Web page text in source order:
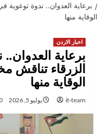
برعاية العدوان.. ندوة
الوقاية منها
اخبار الاردن
برعاية
الزرقاء تناقش
الوقاية منها
it-team يوليو 5, 2026 0